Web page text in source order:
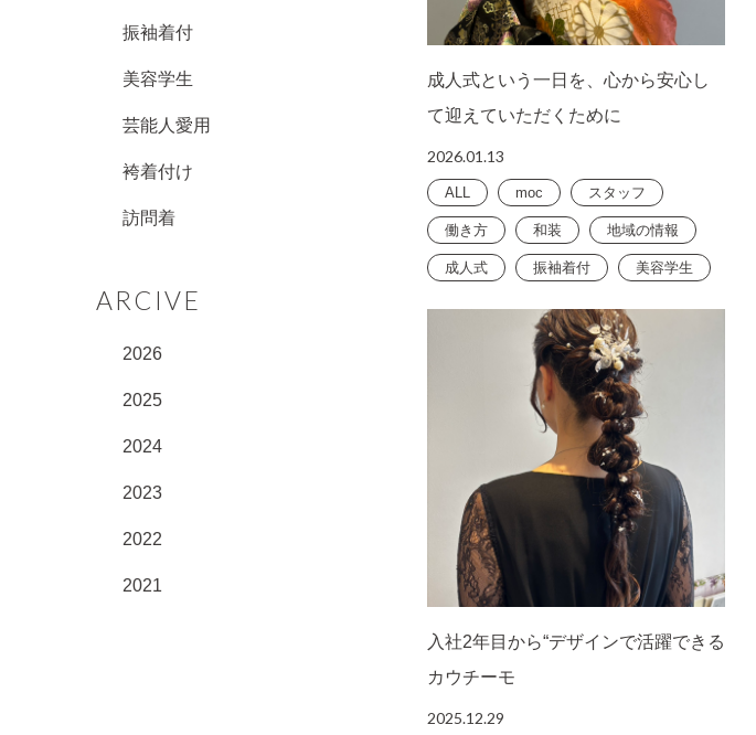
振袖着付
美容学生
芸能人愛用
袴着付け
訪問着
ARCIVE
2026
2025
2024
2023
2022
2021
成人式という一日を、心から安心し
て迎えていただくために
2026.01.13
ALL moc スタッフ
働き方 和装 地域の情報
成人式 振袖着付 美容学生
入社2年目から“デザインで活躍できる
カウチーモ
2025.12.29